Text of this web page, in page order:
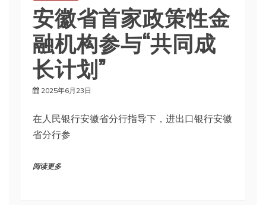
安徽省首家政策性金
融机构参与“共同成
长计划”
2025年6月23日
在人民银行安徽省分行指导下，进出口银行安徽
省分行参
阅读更多